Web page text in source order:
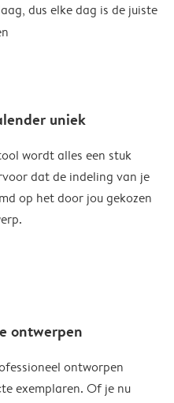
dus elke dag is de juiste
uniek
wordt alles een stuk
dat de indeling van je
op het door jou gekozen
ontwerpen
ontworpen
exemplaren. Of je nu